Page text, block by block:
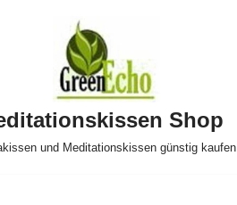
Shop
und Meditationskissen günstig kaufen